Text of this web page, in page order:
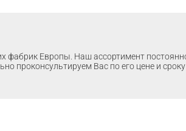
фабрик Европы. Наш ассортимент
проконсультируем Вас по его цене и сроку